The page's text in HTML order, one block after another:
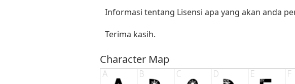
Informasi tentang Lisensi apa yang akan anda
Terima kasih.
Character Map